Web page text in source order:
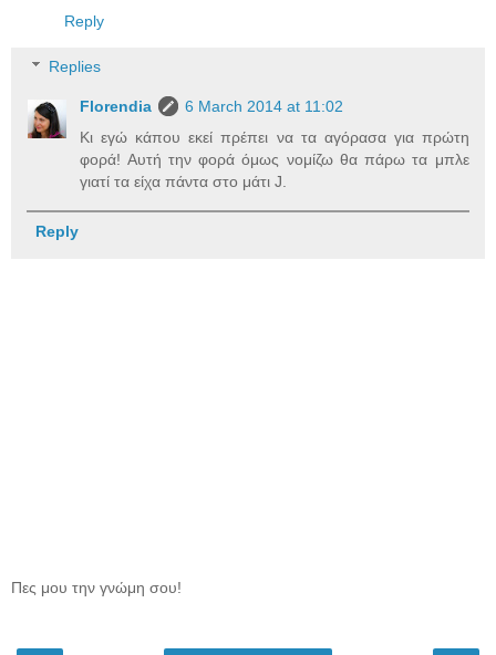
Reply
Replies
Florendia
6 March 2014 at 11:02
Κι εγώ κάπου εκεί πρέπει να τα αγόρασα για πρώτη
φορά! Αυτή την φορά όμως νομίζω θα πάρω τα μπλε
γιατί τα είχα πάντα στο μάτι J.
Reply
Πες μου την γνώμη σου!